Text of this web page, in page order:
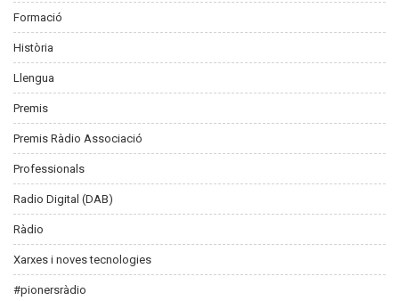
Formació
Història
Llengua
Premis
Premis Ràdio Associació
Professionals
Radio Digital (DAB)
Ràdio
Xarxes i noves tecnologies
#pionersràdio